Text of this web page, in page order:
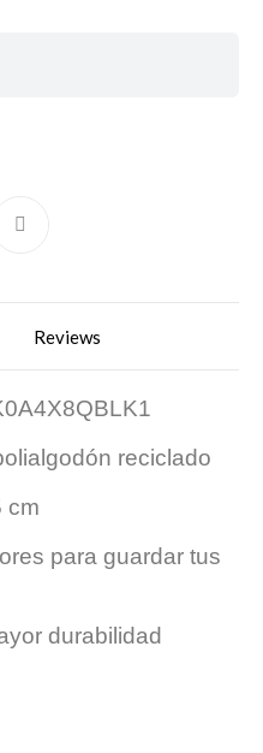
Reviews
reciclado
cm
para guardar tus
durabilidad